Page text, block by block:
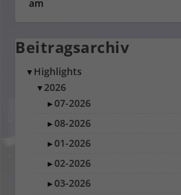
Beitragsarchiv
▼ Highlights
▼2026
►07-2026
►08-2026
►01-2026
►02-2026
►03-2026